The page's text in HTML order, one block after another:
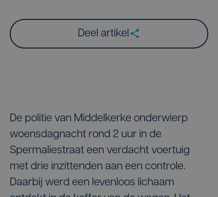
Deel artikel
De politie van Middelkerke onderwierp
woensdagnacht rond 2 uur in de
Spermaliestraat een verdacht voertuig
met drie inzittenden aan een controle.
Daarbij werd een levenloos lichaam